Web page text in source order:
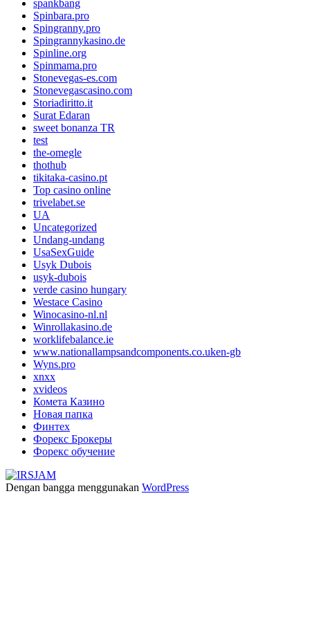
spankbang
Spinbara.pro
Spingranny.pro
Spingrannykasino.de
Spinline.org
Spinmama.pro
Stonevegas-es.com
Stonevegascasino.com
Storiadiritto.it
Surat Edaran
sweet bonanza TR
test
the-omegle
thothub
tikitaka-casino.pt
Top casino online
trivelabet.se
UA
Uncategorized
Undang-undang
UsaSexGuide
Usyk Dubois
usyk-dubois
verde casino hungary
Westace Casino
Winocasino-nl.nl
Winrollakasino.de
worklifebalance.ie
www.nationallampsandcomponents.co.uken-gb
Wyns.pro
xnxx
xvideos
Комета Казино
Новая папка
Финтех
Форекс Брокеры
Форекс обучение
Dengan bangga menggunakan WordPress